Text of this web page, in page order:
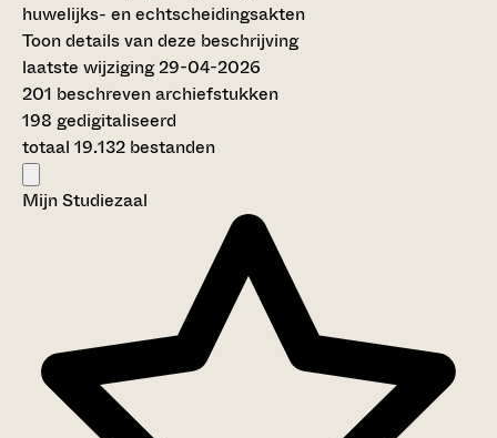
huwelijks- en echtscheidingsakten
Toon details van deze beschrijving
laatste wijziging 29-04-2026
201 beschreven archiefstukken
198 gedigitaliseerd
totaal 19.132 bestanden
Mijn Studiezaal